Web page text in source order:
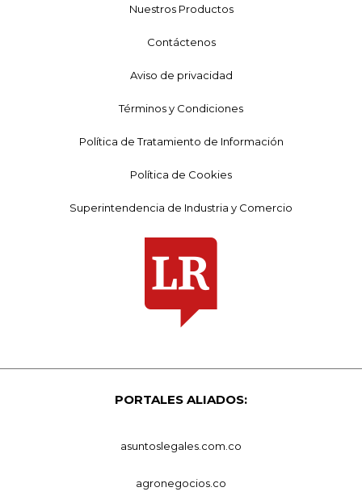
Nuestros Productos
Contáctenos
Aviso de privacidad
Términos y Condiciones
Política de Tratamiento de Información
Política de Cookies
Superintendencia de Industria y Comercio
PORTALES ALIADOS:
asuntoslegales.com.co
agronegocios.co